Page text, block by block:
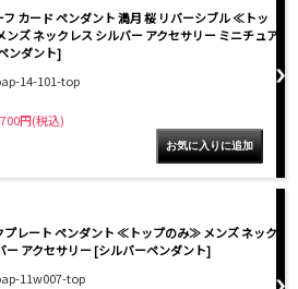
カード ペンダント 満月 桜 リバーシブル ≪トッ
ズ ネックレス シルバー アクセサリー ミニチュア
ンダント]
14-101-top
円(税込)
プレート ペンダント ≪トップのみ≫ メンズ ネック
ー アクセサリー [シルバーペンダント]
11w007-top